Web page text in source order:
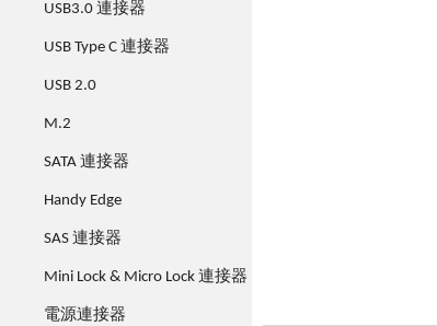
USB3.0 連接器
USB Type C 連接器
USB 2.0
M.2
SATA 連接器
Handy Edge
SAS 連接器
Mini Lock & Micro Lock 連接器
電源連接器